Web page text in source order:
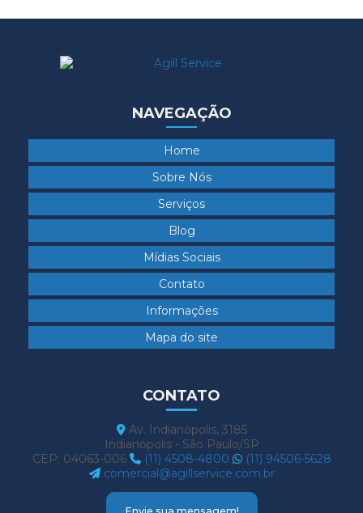
NAVEGAÇÃO
Home
Sobre Nós
Serviços
Blog
Mídias Sociais
Contato
Informações
Mapa do site
CONTATO
Av. Indianópolis, 3185
Indianópolis - São Paulo/SP
CEP: 04063-006
(11) 4508-4800
(11) 94506-5628
comercial@agillservice.com.br